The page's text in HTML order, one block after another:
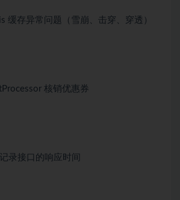
缓存异常问题（雪崩、击穿、穿透）
核销优惠券
录接口的响应时间